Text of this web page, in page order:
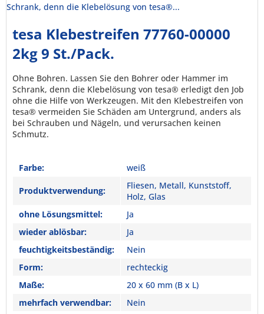
Schrank, denn die Klebelösung von tesa®...
tesa Klebestreifen 77760-00000
2kg 9 St./Pack.
Ohne Bohren. Lassen Sie den Bohrer oder Hammer im
Schrank, denn die Klebelösung von tesa® erledigt den Job
ohne die Hilfe von Werkzeugen. Mit den Klebestreifen von
tesa® vermeiden Sie Schäden am Untergrund, anders als
bei Schrauben und Nägeln, und verursachen keinen
Schmutz.
Farbe: weiß
Produktverwendung:
Fliesen, Metall, Kunststoff,
Holz, Glas
ohne Lösungsmittel:
Ja
wieder ablösbar:
Ja
feuchtigkeitsbeständig:
Nein
Form:
rechteckig
Maße:
20 x 60 mm (B x L)
mehrfach verwendbar:
Nein